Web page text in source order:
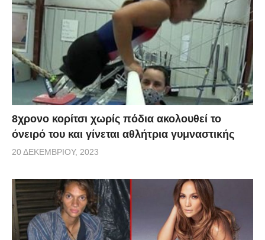
8χρονο κορίτσι χωρίς πόδια ακολουθεί το
όνειρό του και γίνεται αθλήτρια γυμναστικής
20 ΔΕΚΕΜΒΡΊΟΥ, 2023